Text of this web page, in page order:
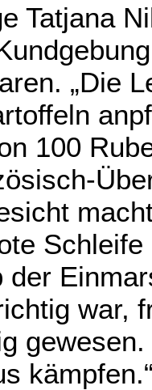
Tatjana
„Die
100
der
war,